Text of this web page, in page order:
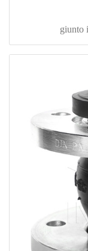
giunto